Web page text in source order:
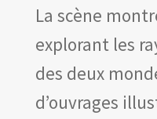
La scène
explorant les
des deux
d’ouvrages